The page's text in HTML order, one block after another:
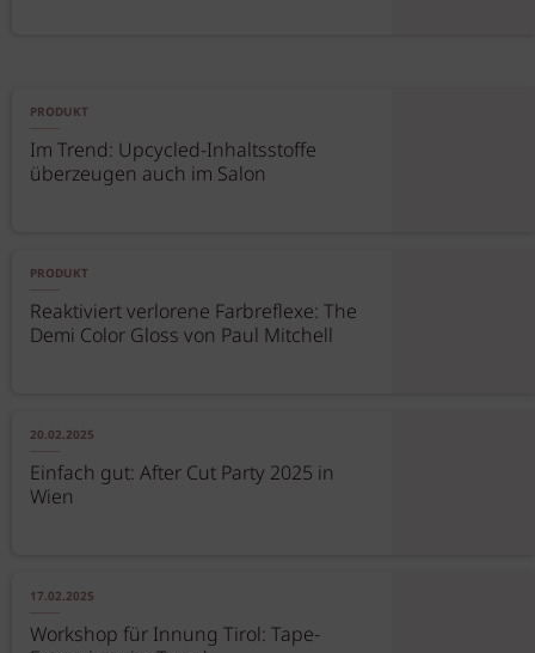
PRODUKT
Im Trend: Upcycled-Inhaltsstoffe
überzeugen auch im Salon
PRODUKT
Reaktiviert verlorene Farbreflexe: The
Demi Color Gloss von Paul Mitchell
20.02.2025
Einfach gut: After Cut Party 2025 in
Wien
17.02.2025
Workshop für Innung Tirol: Tape-